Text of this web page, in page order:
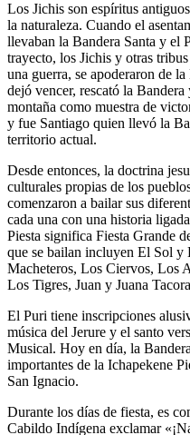
Los Jichis son espíritus
la naturaleza. Cuando el
llevaban la Bandera Santa y el
trayecto, los Jichis y otras
una guerra, se apoderaron de
dejó vencer, rescató la
montaña como muestra de
y fue Santiago quien llevó la
territorio actual.
Desde entonces, la doctrina
culturales propias de los
comenzaron a bailar sus
cada una con una historia
Piesta significa Fiesta Grande
que se bailan incluyen El Sol
Macheteros, Los Ciervos, Los
Los Tigres, Juan y Juana
El Puri tiene inscripciones
música del Jerure y el santo
Musical. Hoy en día, la
importantes de la Ichapekene
San Ignacio.
Durante los días de fiesta, es
Cabildo Indígena exclamar